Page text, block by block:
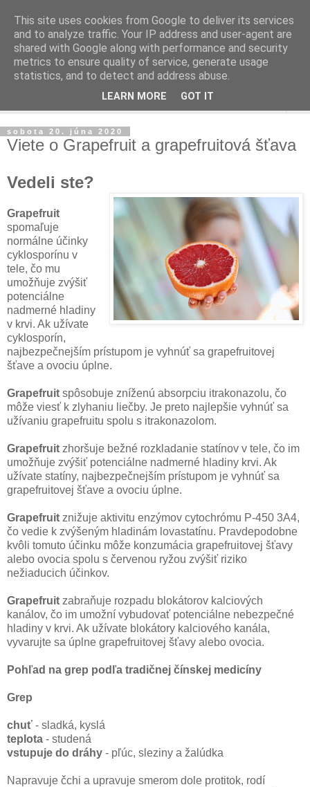
sobota 20. júna 2020
Viete o Grapefruit a grapefruitová šťava
Vedeli ste?
Grapefruit
spomaľuje
normálne účinky
cyklosporínu v
tele, čo mu
umožňuje zvýšiť
potenciálne
nadmerné hladiny
v krvi. Ak užívate
cyklosporín,
najbezpečnejším prístupom je vyhnúť sa grapefruitovej
šťave a ovociu úplne.
Grapefruit spôsobuje zníženú absorpciu itrakonazolu, čo
môže viesť k zlyhaniu liečby. Je preto najlepšie vyhnúť sa
užívaniu grapefruitu spolu s itrakonazolom.
Grapefruit zhoršuje bežné rozkladanie statínov v tele, čo im
umožňuje zvýšiť potenciálne nadmerné hladiny krvi. Ak
užívate statíny, najbezpečnejším prístupom je vyhnúť sa
grapefruitovej šťave a ovociu úplne.
Grapefruit znižuje aktivitu enzýmov cytochrómu P-450 3A4,
čo vedie k zvýšeným hladinám lovastatínu. Pravdepodobne
kvôli tomuto účinku môže konzumácia grapefruitovej šťavy
alebo ovocia spolu s červenou ryžou zvýšiť riziko
nežiaducich účinkov.
Grapefruit zabraňuje rozpadu blokátorov kalciových
kanálov, čo im umožní vybudovať potenciálne nebezpečné
hladiny v krvi. Ak užívate blokátory kalciového kanála,
vyvarujte sa úplne grapefruitovej šťavy alebo ovocia.
Pohľad na grep podľa tradičnej čínskej medicíny
Grep
chuť - sladká, kyslá
teplota - studená
vstupuje do dráhy - pľúc, sleziny a žalúdka
Napravuje čchi a upravuje smerom dole protitok, rodí
This site uses cookies from Google to deliver its services
and to analyze traffic. Your IP address and user-agent are
shared with Google along with performance and security
metrics to ensure quality of service, generate usage
statistics, and to detect and address abuse.
LEARN MORE GOT IT